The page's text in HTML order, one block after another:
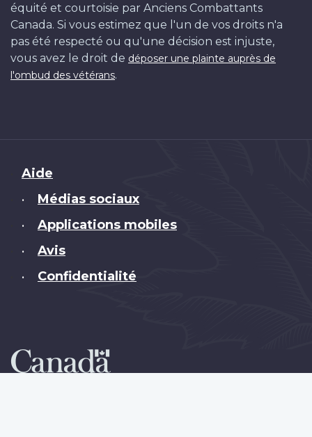
équité et courtoisie par Anciens Combattants
Canada. Si vous estimez que l'un de vos droits n'a
pas été respecté ou qu'une décision est injuste,
vous avez le droit de déposer une plainte auprès de
l'ombud des vétérans.
Brand
Aide
• Médias sociaux
• Applications mobiles
• Avis
• Confidentialité